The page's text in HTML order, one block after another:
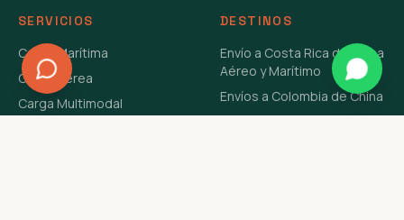
SERVICIOS
Carga Marítima
Carga Aérea
Carga Multimodal
DESTINOS
Envío a Costa Rica de China
Aéreo y Marítimo
Envíos a Colombia de China